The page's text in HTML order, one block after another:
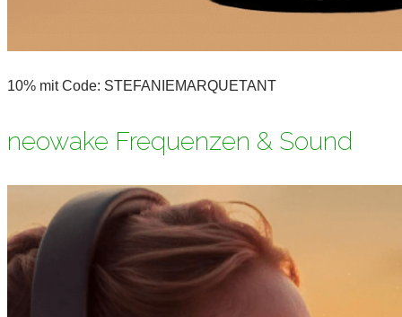
10% mit Code: STEFANIEMARQUETANT
neowake Frequenzen & Sound